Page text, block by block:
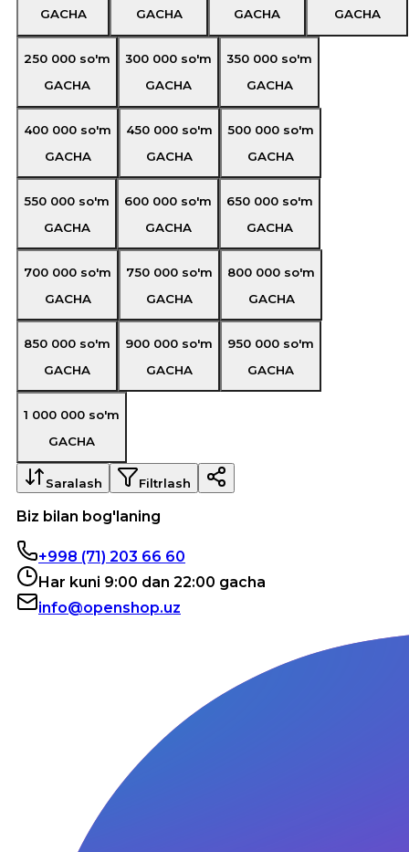
GACHA
GACHA
GACHA
GACHA
250 000 so'm
GACHA
300 000 so'm
GACHA
350 000 so'm
GACHA
400 000 so'm
GACHA
450 000 so'm
GACHA
500 000 so'm
GACHA
550 000 so'm
GACHA
600 000 so'm
GACHA
650 000 so'm
GACHA
700 000 so'm
GACHA
750 000 so'm
GACHA
800 000 so'm
GACHA
850 000 so'm
GACHA
900 000 so'm
GACHA
950 000 so'm
GACHA
1 000 000 so'm
GACHA
Saralash Filtrlash
Biz bilan bog'laning
+998 (71) 203 66 60
Har kuni 9:00 dan 22:00 gacha
info@openshop.uz